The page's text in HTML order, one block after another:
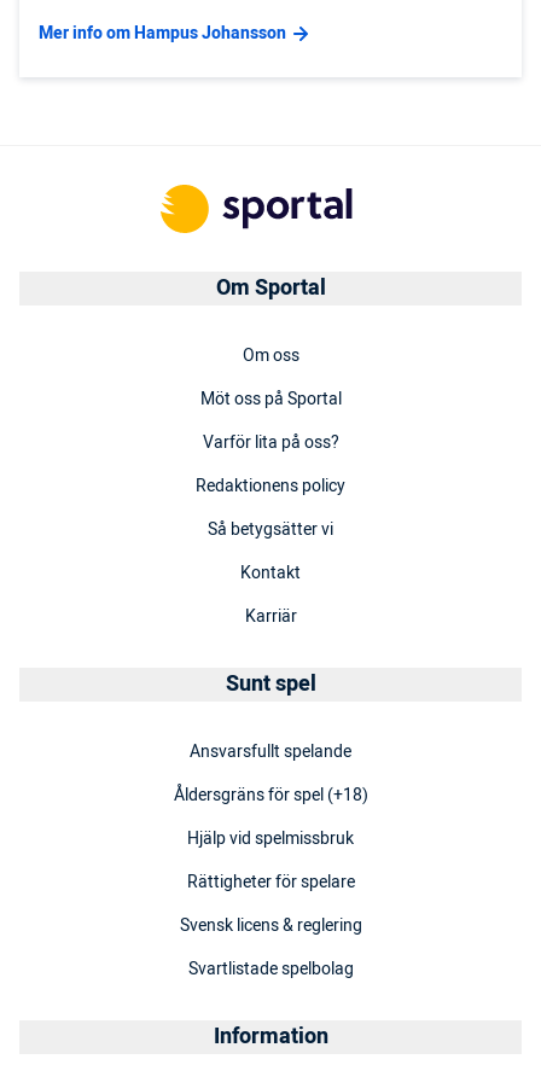
Mer info om Hampus Johansson
Om Sportal
Om oss
Möt oss på Sportal
Varför lita på oss?
Redaktionens policy
Så betygsätter vi
Kontakt
Karriär
Sunt spel
Ansvarsfullt spelande
Åldersgräns för spel (+18)
Hjälp vid spelmissbruk
Rättigheter för spelare
Svensk licens & reglering
Svartlistade spelbolag
Information